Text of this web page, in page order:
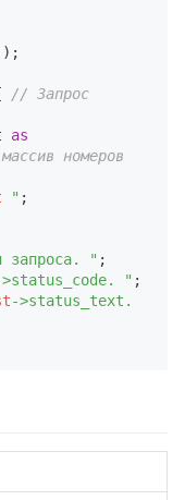
// Запрос
as
номеров
" ;
запроса. " ;
" ;
->status_text.